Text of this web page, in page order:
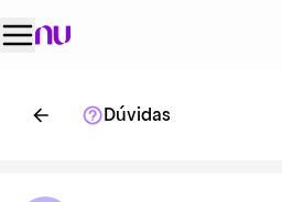
Dúvidas